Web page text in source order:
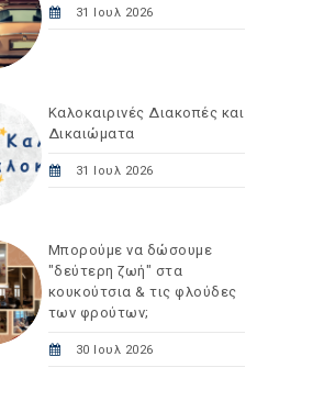
31 Ιουλ 2026
Καλοκαιρινές Διακοπές και
Δικαιώματα
31 Ιουλ 2026
Μπορούμε να δώσουμε
"δεύτερη ζωή" στα
κουκούτσια & τις φλούδες
των φρούτων;
30 Ιουλ 2026